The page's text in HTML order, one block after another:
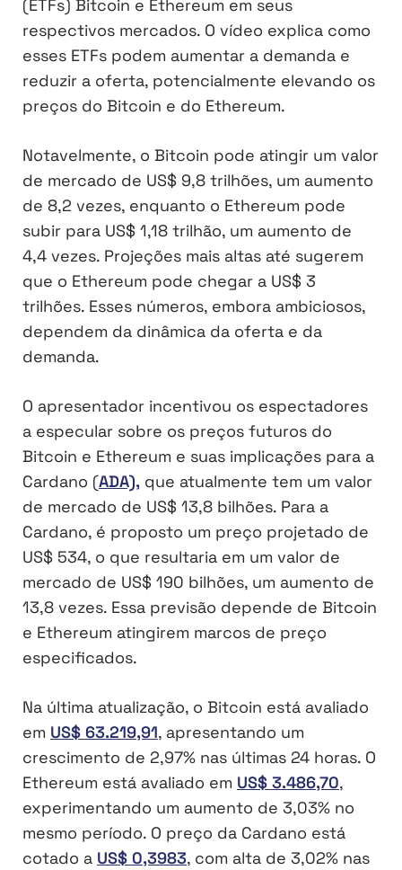
(ETFs) Bitcoin e Ethereum em seus
respectivos mercados. O vídeo explica como
esses ETFs podem aumentar a demanda e
reduzir a oferta, potencialmente elevando os
preços do Bitcoin e do Ethereum.
Notavelmente, o Bitcoin pode atingir um valor
de mercado de US$ 9,8 trilhões, um aumento
de 8,2 vezes, enquanto o Ethereum pode
subir para US$ 1,18 trilhão, um aumento de
4,4 vezes. Projeções mais altas até sugerem
que o Ethereum pode chegar a US$ 3
trilhões. Esses números, embora ambiciosos,
dependem da dinâmica da oferta e da
demanda.
O apresentador incentivou os espectadores
a especular sobre os preços futuros do
Bitcoin e Ethereum e suas implicações para a
Cardano (ADA), que atualmente tem um valor
de mercado de US$ 13,8 bilhões. Para a
Cardano, é proposto um preço projetado de
US$ 534, o que resultaria em um valor de
mercado de US$ 190 bilhões, um aumento de
13,8 vezes. Essa previsão depende de Bitcoin
e Ethereum atingirem marcos de preço
especificados.
Na última atualização, o Bitcoin está avaliado
em US$ 63.219,91, apresentando um
crescimento de 2,97% nas últimas 24 horas. O
Ethereum está avaliado em US$ 3.486,70,
experimentando um aumento de 3,03% no
mesmo período. O preço da Cardano está
cotado a US$ 0,3983, com alta de 3,02% nas